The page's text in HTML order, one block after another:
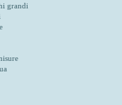
grandi